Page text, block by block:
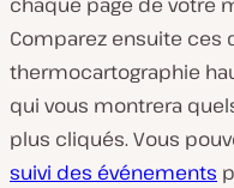
Comparez ensuite ces
thermocartographie
qui vous montrera
plus cliqués. Vous
suivi des événements